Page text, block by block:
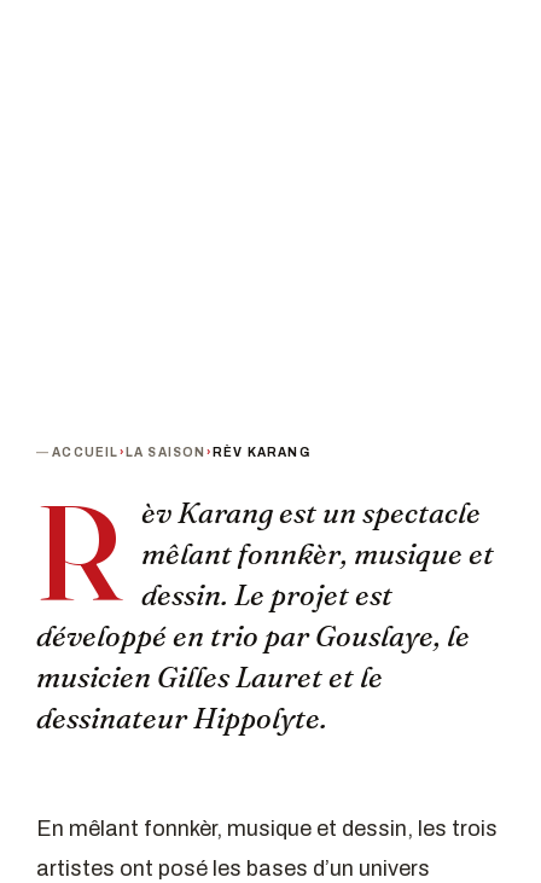
ACCUEIL› LA SAISON › RÈV KARANG
R èv Karang est un spectacle
mêlant fonnkèr, musique et
dessin. Le projet est
développé en trio par Gouslaye, le
musicien Gilles Lauret et le
dessinateur Hippolyte.
En mêlant fonnkèr, musique et dessin, les trois
artistes ont posé les bases d’un univers